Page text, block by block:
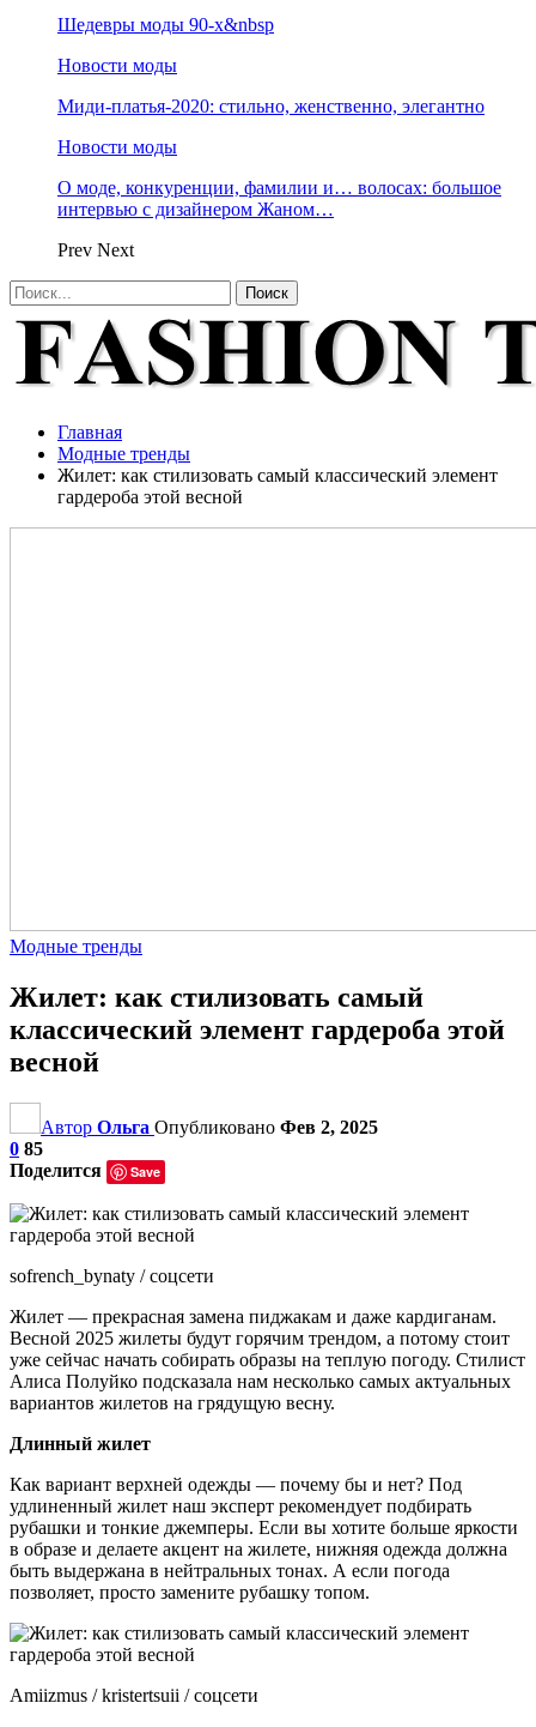
Шедевры моды 90-х&nbsp
Новости моды
Миди-платья-2020: стильно, женственно, элегантно
Новости моды
О моде, конкуренции, фамилии и… волосах: большое
интервью с дизайнером Жаном…
Prev Next
Главная
Модные тренды
Жилет: как стилизовать самый классический элемент
гардероба этой весной
Модные тренды
Жилет: как стилизовать самый
классический элемент гардероба этой
весной
Автор Ольга Опубликовано Фев 2, 2025
0 85
Поделится
Save
sofrench_bynaty / соцсети
Жилет — прекрасная замена пиджакам и даже кардиганам.
Весной 2025 жилеты будут горячим трендом, а потому стоит
уже сейчас начать собирать образы на теплую погоду. Стилист
Алиса Полуйко подсказала нам несколько самых актуальных
вариантов жилетов на грядущую весну.
Длинный жилет
Как вариант верхней одежды — почему бы и нет? Под
удлиненный жилет наш эксперт рекомендует подбирать
рубашки и тонкие джемперы. Если вы хотите больше яркости
в образе и делаете акцент на жилете, нижняя одежда должна
быть выдержана в нейтральных тонах. А если погода
позволяет, просто замените рубашку топом.
Amiizmus / kristertsuii / соцсети